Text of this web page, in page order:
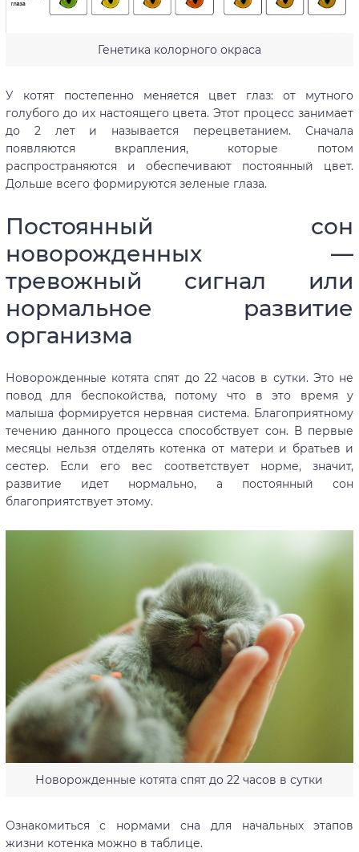
Генетика колорного окраса
У котят постепенно меняется цвет глаз: от мутного
голубого до их настоящего цвета. Этот процесс занимает
до 2 лет и называется перецветанием. Сначала
появляются вкрапления, которые потом
распространяются и обеспечивают постоянный цвет.
Дольше всего формируются зеленые глаза.
Постоянный сон
новорожденных —
тревожный сигнал или
нормальное развитие
организма
Новорожденные котята спят до 22 часов в сутки. Это не
повод для беспокойства, потому что в это время у
малыша формируется нервная система. Благоприятному
течению данного процесса способствует сон. В первые
месяцы нельзя отделять котенка от матери и братьев и
сестер. Если его вес соответствует норме, значит,
развитие идет нормально, а постоянный сон
благоприятствует этому.
Новорожденные котята спят до 22 часов в сутки
Ознакомиться с нормами сна для начальных этапов
жизни котенка можно в таблице.